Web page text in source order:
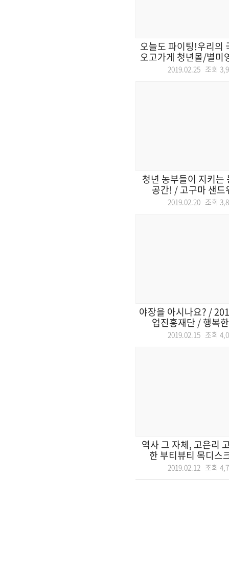
오늘도 파이팅!우리의
오고가게 청년몰/별미
2019.02.25 조회
청년 농부들이 지키는
공간! / 고구마 샌
2019.02.20 조회
야장을 아시나요? /
업진흥재단 / 행복
2019.02.15 조회
역사 그 자체, 고은리
한 부티뷰티 목디스
2019.02.12 조회